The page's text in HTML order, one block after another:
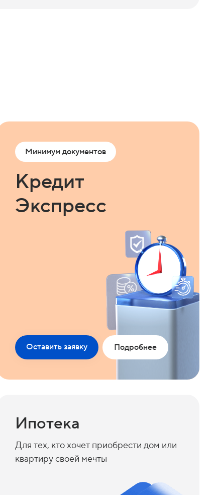
Минимум документов
Кредит
Экспресс
Оставить заявку Подробнее
Ипотека
Для тех, кто хочет приобрести дом или
квартиру своей мечты